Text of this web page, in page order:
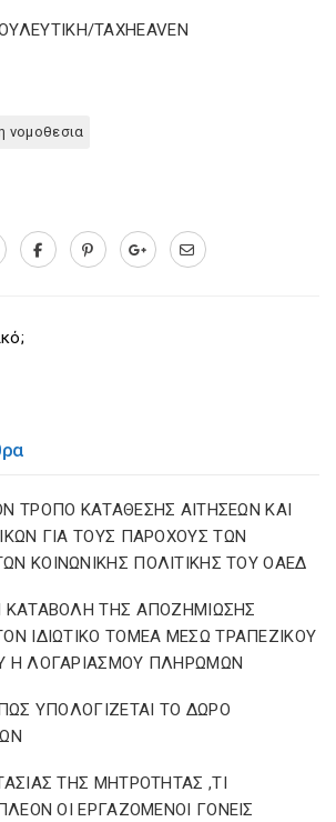
TAXHEAVEN
νομοθεσια
ΤΡΟΠΟ ΚΑΤΑΘΕΣΗΣ ΑΙΤΗΣΕΩΝ ΚΑΙ
ΓΙΑ ΤΟΥΣ ΠΑΡΟΧΟΥΣ ΤΩΝ
ΚΟΙΝΩΝΙΚΗΣ ΠΟΛΙΤΙΚΗΣ ΤΟΥ ΟΑΕΔ
ΚΑΤΑΒΟΛΗ ΤΗΣ ΑΠΟΖΗΜΙΩΣΗΣ
ΙΔΙΩΤΙΚΟ ΤΟΜΕΑ ΜΕΣΩ ΤΡΑΠΕΖΙΚΟΥ
Η ΛΟΓΑΡΙΑΣΜΟΥ ΠΛΗΡΩΜΩΝ
ΥΠΟΛΟΓΙΖΕΤΑΙ ΤΟ ΔΩΡΟ
ΤΗΣ ΜΗΤΡΟΤΗΤΑΣ ,ΤΙ
ΟΙ ΕΡΓΑΖΟΜΕΝΟΙ ΓΟΝΕΙΣ